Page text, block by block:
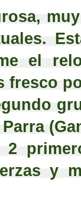
el
fresco
y